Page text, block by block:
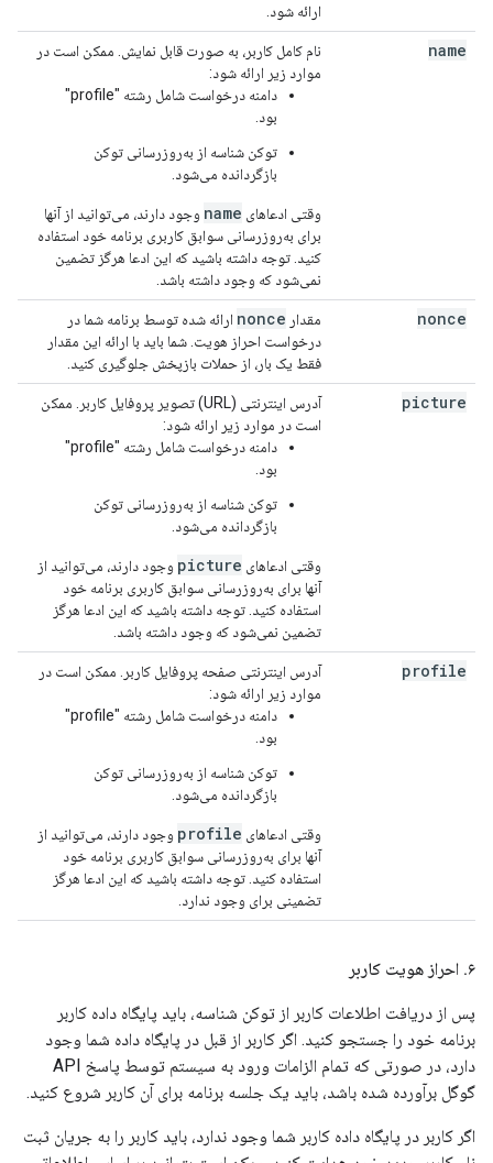
ارائه شود.
name
نام کامل کاربر، به صورت قابل نمایش. ممکن است در
موارد زیر ارائه شود:
دامنه درخواست شامل رشته "profile"
بود.
توکن شناسه از به‌روزرسانی توکن
بازگردانده می‌شود.
وقتی ادعاهای name وجود دارند، می‌توانید از آنها
برای به‌روزرسانی سوابق کاربری برنامه خود استفاده
کنید. توجه داشته باشید که این ادعا هرگز تضمین
نمی‌شود که وجود داشته باشد.
nonce مقدار nonce ارائه شده توسط برنامه شما در
درخواست احراز هویت. شما باید با ارائه این مقدار
فقط یک بار، از حملات بازپخش جلوگیری کنید.
picture
آدرس اینترنتی (URL) تصویر پروفایل کاربر. ممکن
است در موارد زیر ارائه شود:
دامنه درخواست شامل رشته "profile"
بود.
توکن شناسه از به‌روزرسانی توکن
بازگردانده می‌شود.
وقتی ادعاهای picture وجود دارند، می‌توانید از
آنها برای به‌روزرسانی سوابق کاربری برنامه خود
استفاده کنید. توجه داشته باشید که این ادعا هرگز
تضمین نمی‌شود که وجود داشته باشد.
profile
آدرس اینترنتی صفحه پروفایل کاربر. ممکن است در
موارد زیر ارائه شود:
دامنه درخواست شامل رشته "profile"
بود.
توکن شناسه از به‌روزرسانی توکن
بازگردانده می‌شود.
وقتی ادعاهای profile وجود دارند، می‌توانید از
آنها برای به‌روزرسانی سوابق کاربری برنامه خود
استفاده کنید. توجه داشته باشید که این ادعا هرگز
تضمینی برای وجود ندارد.
۶. احراز هویت کاربر
پس از دریافت اطلاعات کاربر از توکن شناسه، باید پایگاه داده کاربر
برنامه خود را جستجو کنید. اگر کاربر از قبل در پایگاه داده شما وجود
دارد، در صورتی که تمام الزامات ورود به سیستم توسط پاسخ API
گوگل برآورده شده باشد، باید یک جلسه برنامه برای آن کاربر شروع کنید.
اگر کاربر در پایگاه داده کاربر شما وجود ندارد، باید کاربر را به جریان ثبت